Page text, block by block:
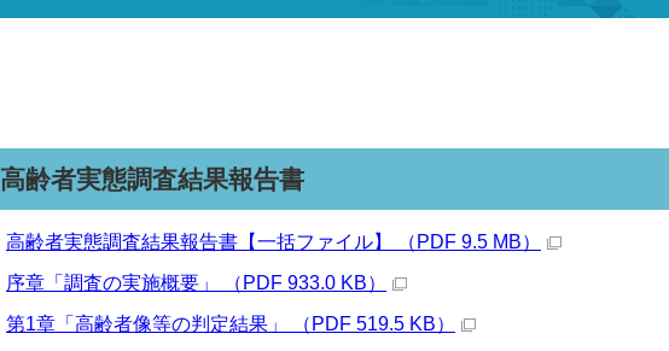
高齢者実態調査結果報告書
高齢者実態調査結果報告書【一括ファイル】 （PDF 9.5 MB）
序章「調査の実施概要」 （PDF 933.0 KB）
第1章「高齢者像等の判定結果」 （PDF 519.5 KB）